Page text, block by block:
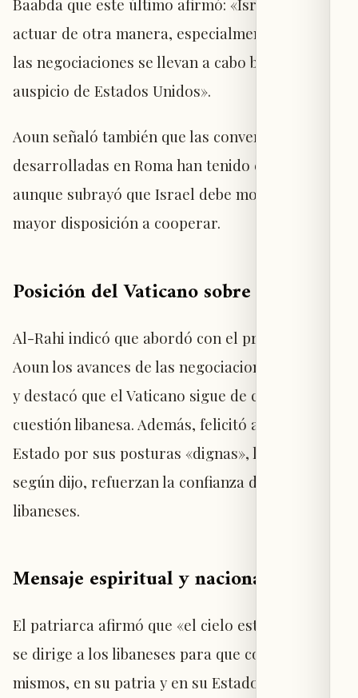
Baabda que este último afirmó: «Israel debe
actuar de otra manera, especialmente porque
las negociaciones se llevan a cabo bajo el
auspicio de Estados Unidos».
Aoun señaló también que las conversaciones
desarrolladas en Roma han tenido éxito,
aunque subrayó que Israel debe mostrar una
mayor disposición a cooperar.
Posición del Vaticano sobre el Líbano
Al-Rahi indicó que abordó con el presidente
Aoun los avances de las negociaciones en Roma
y destacó que el Vaticano sigue de cerca la
cuestión libanesa. Además, felicitó al jefe de
Estado por sus posturas «dignas», las cuales,
según dijo, refuerzan la confianza de todos los
libaneses.
Mensaje espiritual y nacional
El patriarca afirmó que «el cielo está abierto y
se dirige a los libaneses para que confíen en sí
mismos, en su patria y en su Estado». En ese